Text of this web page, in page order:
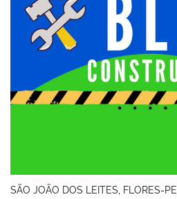
SÃO JOÃO DOS LEITES, FLORES-PE